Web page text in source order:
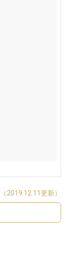
（2019.12.11更新）